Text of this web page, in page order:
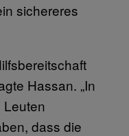
sichereres
Hassan. „In
dass die